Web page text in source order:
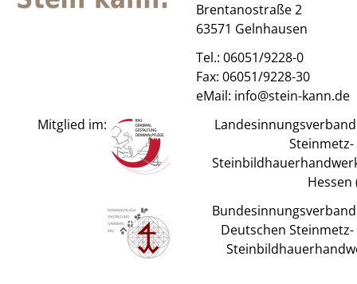
Brentanostraße 2
63571 Gelnhausen
Tel.:06051/9228-0
Fax: 06051/9228-30
eMail: info@stein-kann.de
Mitglied im:
Hessen
Deutschen